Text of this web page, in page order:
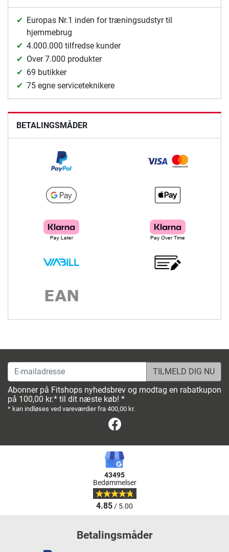
Europas Nr.1 inden for træningsudstyr til
hjemmebrug
4.000.000 tilfredse kunder
Over 7.000 produkter
69 butikker
75 egne serviceteknikere
BETALINGSMÅDER
E-mailadresse
Abonner på Fitshops nyhedsbrev og modtag en rabatkupon
på 100,00 kr.* til dit næste køb! *
* kan indløses ved vareværdier fra 400,00 kr.
43495
Bedømmelser
4.85/ 5.00
Betalingsmåder